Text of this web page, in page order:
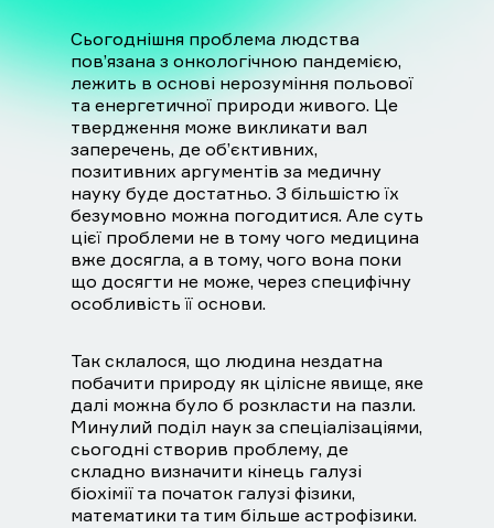
Сьогоднішня проблема людства
пов’язана з онкологічною пандемією,
лежить в основі нерозуміння польової
та енергетичної природи живого. Це
твердження може викликати вал
заперечень, де об’єктивних,
позитивних аргументів за медичну
науку буде достатньо. З більшістю їх
безумовно можна погодитися. Але суть
цієї проблеми не в тому чого медицина
вже досягла, а в тому, чого вона поки
що досягти не може, через специфічну
особливість її основи.
Так склалося, що людина нездатна
побачити природу як цілісне явище, яке
далі можна було б розкласти на пазли.
Минулий поділ наук за спеціалізаціями,
сьогодні створив проблему, де
складно визначити кінець галузі
біохімії та початок галузі фізики,
математики та тим більше астрофізики.